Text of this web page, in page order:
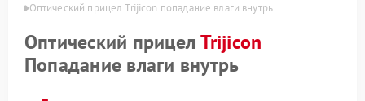
Оптический прицел Trijicon попадание влаги внутрь
Оптический прицелTrijicon
Попадание влаги внутрь